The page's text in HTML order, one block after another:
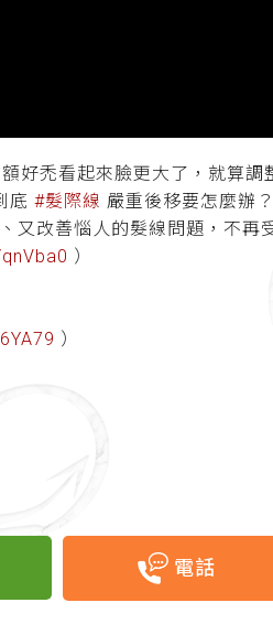
好禿看起來臉更大了，就算調
底#髮際線 嚴重後移要怎麼辦
、又改善惱人的髮線問題，不再
）
）
電話